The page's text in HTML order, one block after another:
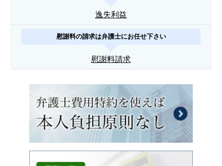
逸失利益
慰謝料の請求は弁護士にお任せ下さい
慰謝料請求